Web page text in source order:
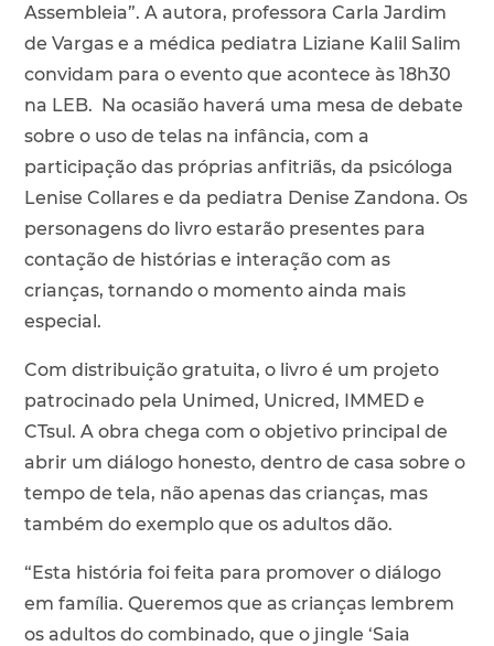
Assembleia”. A autora, professora Carla Jardim
de Vargas e a médica pediatra Liziane Kalil Salim
convidam para o evento que acontece às 18h30
na LEB. Na ocasião haverá uma mesa de debate
sobre o uso de telas na infância, com a
participação das próprias anfitriãs, da psicóloga
Lenise Collares e da pediatra Denise Zandona. Os
personagens do livro estarão presentes para
contação de histórias e interação com as
crianças, tornando o momento ainda mais
especial.
Com distribuição gratuita, o livro é um projeto
patrocinado pela Unimed, Unicred, IMMED e
CTsul. A obra chega com o objetivo principal de
abrir um diálogo honesto, dentro de casa sobre o
tempo de tela, não apenas das crianças, mas
também do exemplo que os adultos dão.
“Esta história foi feita para promover o diálogo
em família. Queremos que as crianças lembrem
os adultos do combinado, que o jingle ‘Saia